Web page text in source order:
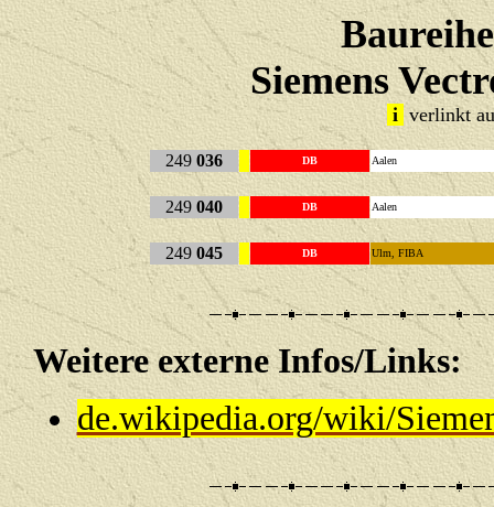
Siemens
i verlinkt
249 036 DB Aalen
249 040 DB Aalen
249 045 DB Ulm, FIBA
Weitere externe Infos/
de.wikipedia.org/wiki/